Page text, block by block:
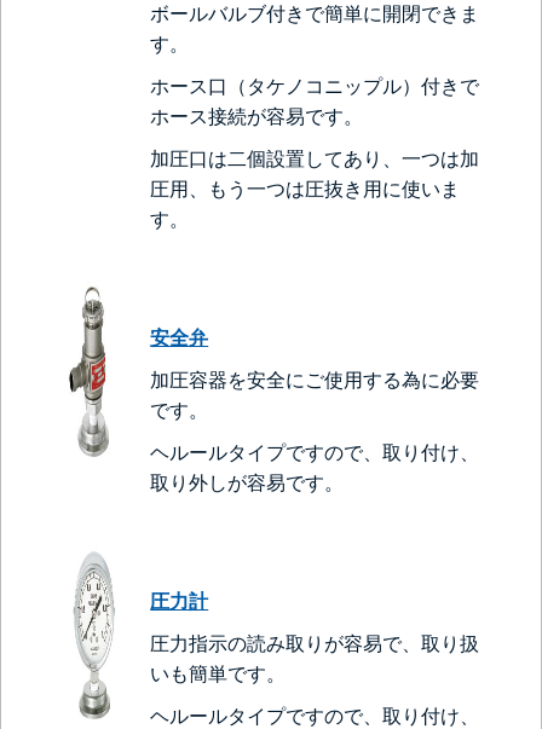
ボールバルブ付きで簡単に開閉できま
す。
ホース口（タケノコニップル）付きで
ホース接続が容易です。
加圧口は二個設置してあり、一つは加
圧用、もう一つは圧抜き用に使いま
す。
安全弁
加圧容器を安全にご使用する為に必要
です。
ヘルールタイプですので、取り付け、
取り外しが容易です。
圧力計
圧力指示の読み取りが容易で、取り扱
いも簡単です。
ヘルールタイプですので、取り付け、